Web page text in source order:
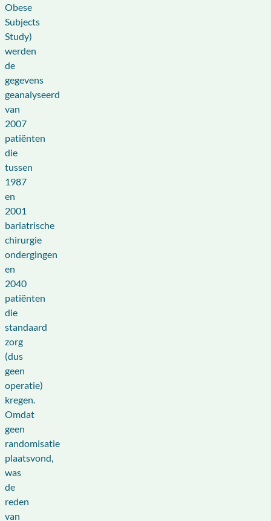
Obese
Subjects
Study)
werden
de
gegevens
geanalyseerd
van
2007
patiënten
die
tussen
1987
en
2001
bariatrische
chirurgie
ondergingen
en
2040
patiënten
die
standaard
zorg
(dus
geen
operatie)
kregen.
Omdat
geen
randomisatie
plaatsvond,
was
de
reden
van